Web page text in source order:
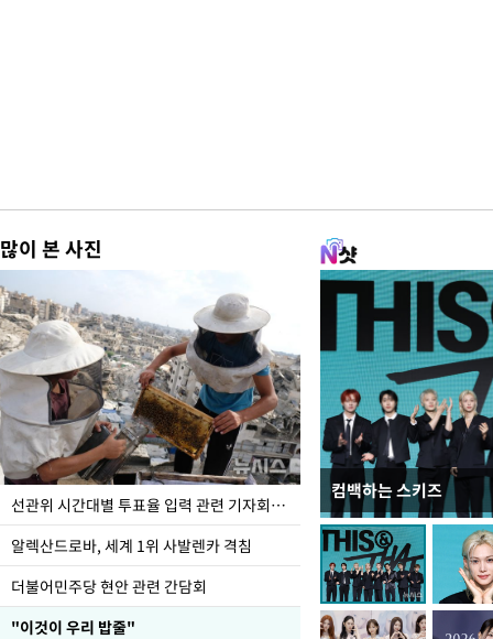
많이 본 사진
선관위 시간대별 투표율 입력 관련 기자회견하는 주진우 의원
알렉산드로바, 세계 1위 사발렌카 격침
더불어민주당 현안 관련 간담회
"이것이 우리 밥줄"
컴백하는 스키즈
용산어린이정원 앞 즐